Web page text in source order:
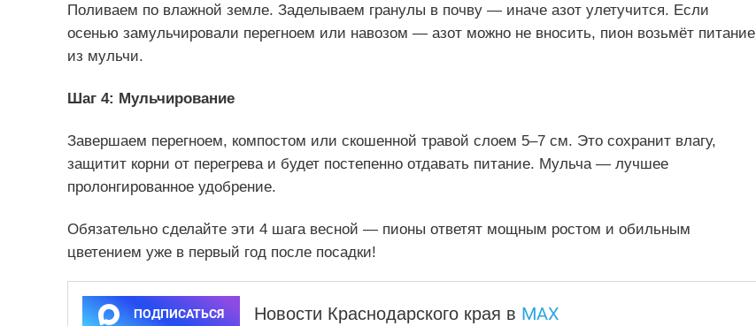
Поливаем по влажной земле. Заделываем гранулы в почву — иначе азот улетучится. Если
осенью замульчировали перегноем или навозом — азот можно не вносить, пион возьмёт питание
из мульчи.
Шаг 4: Мульчирование
Завершаем перегноем, компостом или скошенной травой слоем 5–7 см. Это сохранит влагу,
защитит корни от перегрева и будет постепенно отдавать питание. Мульча — лучшее
пролонгированное удобрение.
Обязательно сделайте эти 4 шага весной — пионы ответят мощным ростом и обильным
цветением уже в первый год после посадки!
ПОДПИСАТЬСЯ Новости Краснодарского края в MAX